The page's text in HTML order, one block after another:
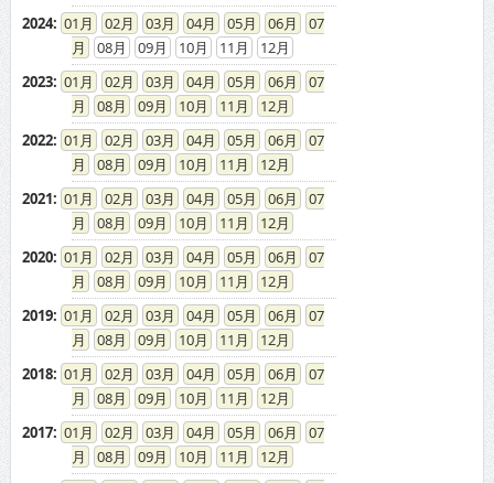
2024: 01 02 03 04 05 06
07
08
09 10 11
12
2023: 01 02 03 04 05 06
07
08
09 10 11
12
2022: 01 02 03 04 05 06
07
08
09 10 11
12
2021: 01 02 03 04 05 06
07
08
09 10 11
12
2020: 01 02 03 04 05 06
07
08
09 10 11
12
2019: 01 02 03 04 05 06
07
08
09 10 11
12
2018: 01 02 03 04 05 06
07
08
09 10 11
12
2017: 01 02 03 04 05 06
07
08
09 10 11
12